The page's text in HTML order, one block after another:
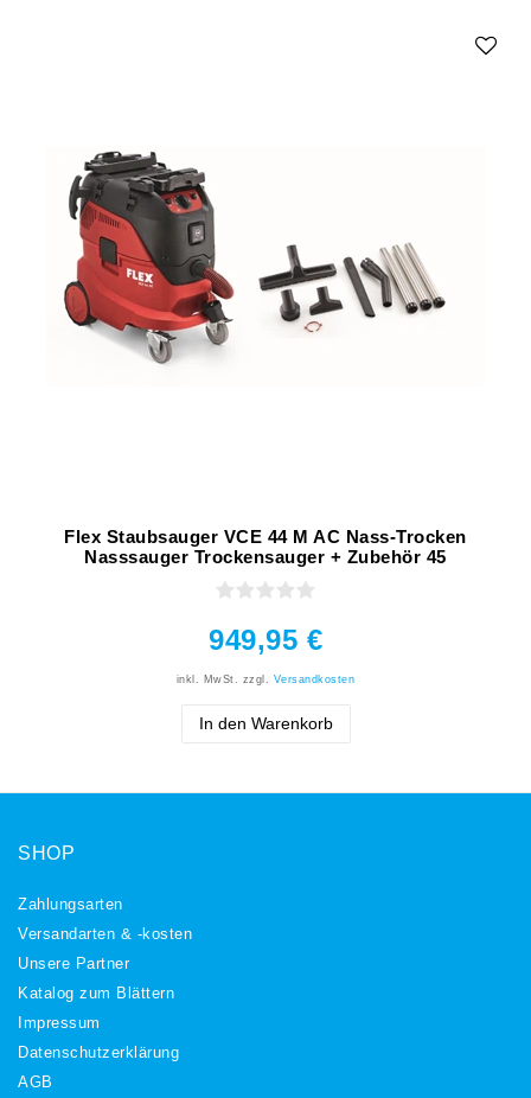
Flex Staubsauger VCE 44 M AC Nass-Trocken
Nasssauger Trockensauger + Zubehör 45
949,95 €
inkl. MwSt. zzgl. Versandkosten
In den Warenkorb
SHOP
Zahlungsarten
Versandarten & -kosten
Unsere Partner
Katalog zum Blättern
Impressum
Daten­schutz­erklärung
AGB